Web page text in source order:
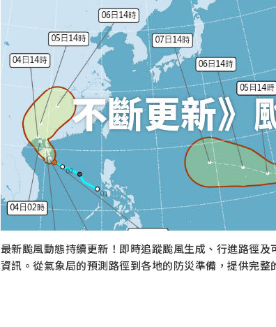
不斷更新》
最新颱風動態持續更新！即時追蹤颱風生成、行進路徑
資訊。從氣象局的預測路徑到各地的防災準備，提供完